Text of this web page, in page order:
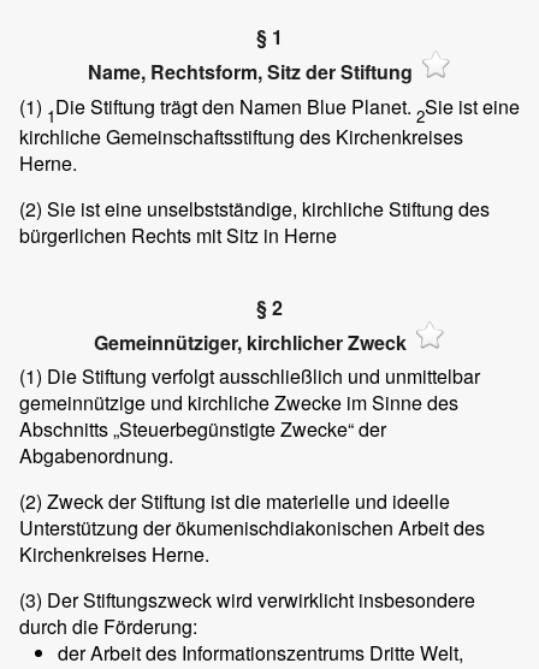
§ 1
Name, Rechtsform, Sitz der Stiftung
(1) 1Die Stiftung trägt den Namen Blue Planet. 2Sie ist eine
kirchliche Gemeinschaftsstiftung des Kirchenkreises
Herne.
(2) Sie ist eine unselbstständige, kirchliche Stiftung des
bürgerlichen Rechts mit Sitz in Herne
§ 2
Gemeinnütziger, kirchlicher Zweck
(1) Die Stiftung verfolgt ausschließlich und unmittelbar
gemeinnützige und kirchliche Zwecke im Sinne des
Abschnitts „Steuerbegünstigte Zwecke“ der
Abgabenordnung.
(2) Zweck der Stiftung ist die materielle und ideelle
Unterstützung der ökumenischdiakonischen Arbeit des
Kirchenkreises Herne.
(3) Der Stiftungszweck wird verwirklicht insbesondere
durch die Förderung:
der Arbeit des Informationszentrums Dritte Welt,